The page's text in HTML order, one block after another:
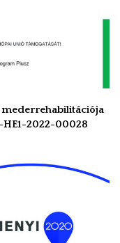
mederrehabilitációja
HE1-2022-00028